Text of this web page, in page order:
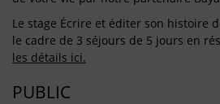
Le stage Écrire et éditer son histoire
le cadre de 3 séjours de 5 jours en
les détails ici.
PUBLIC